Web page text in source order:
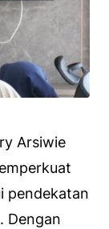
Arsiwie
pendekatan
Dengan